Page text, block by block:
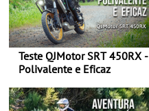
Teste QJMotor SRT 450RX -
Polivalente e Eficaz